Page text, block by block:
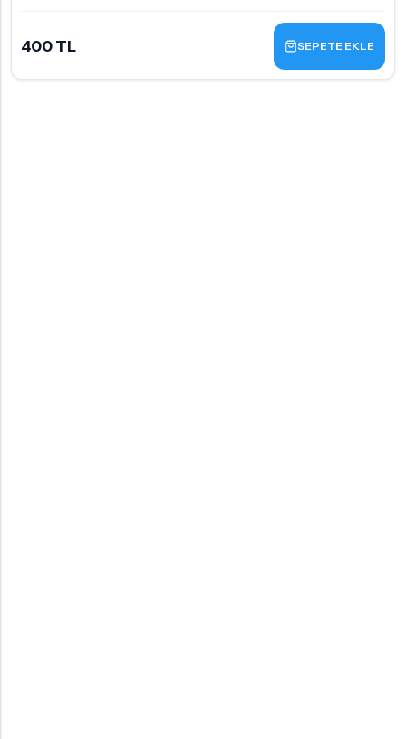
400 TL SEPETE EKLE